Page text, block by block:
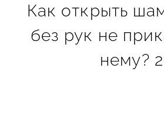
ПОРТФОЛИО
Как открыть
без рук не
нему? 2